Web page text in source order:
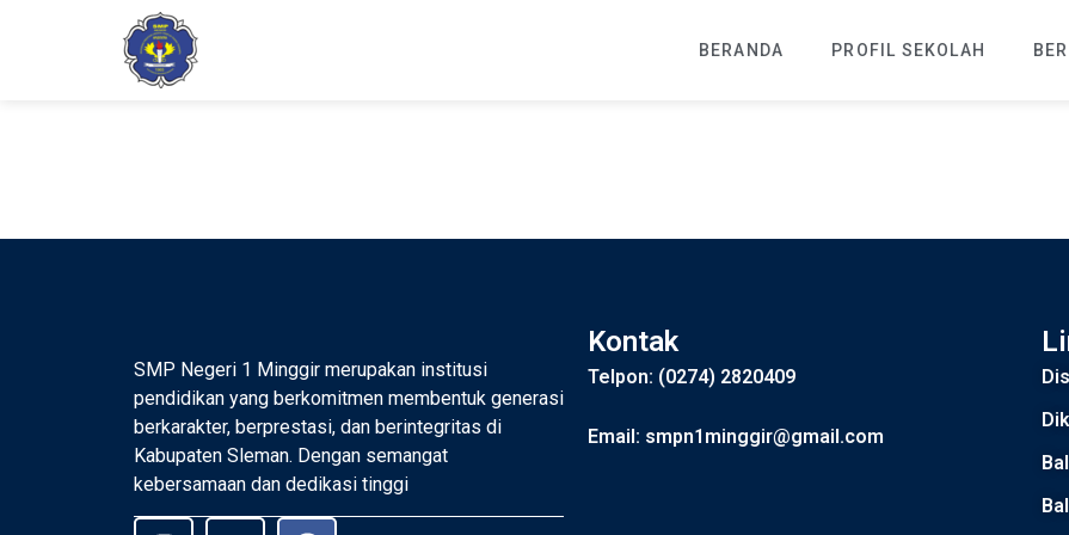
BERANDA PROFIL SEKOLAH
Rizki Agus Heryanto, S.Pd.
SMP Negeri 1 Minggir merupakan institusi
pendidikan yang berkomitmen membentuk generasi
berkarakter, berprestasi, dan berintegritas di
Kabupaten Sleman. Dengan semangat
kebersamaan dan dedikasi tinggi
Kontak
Telpon: (0274) 2820409
Email: smpn1minggir@gmail.com